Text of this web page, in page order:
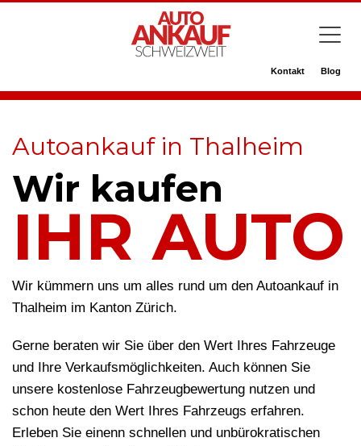
Kontakt Blog
Autoankauf in Thalheim
Wir kaufen
IHR AUTO
Wir kümmern uns um alles rund um den Autoankauf in
Thalheim im Kanton Zürich.
Gerne beraten wir Sie über den Wert Ihres Fahrzeuge
und Ihre Verkaufsmöglichkeiten. Auch können Sie
unsere kostenlose Fahrzeugbewertung nutzen und
schon heute den Wert Ihres Fahrzeugs erfahren.
Erleben Sie einenn schnellen und unbürokratischen